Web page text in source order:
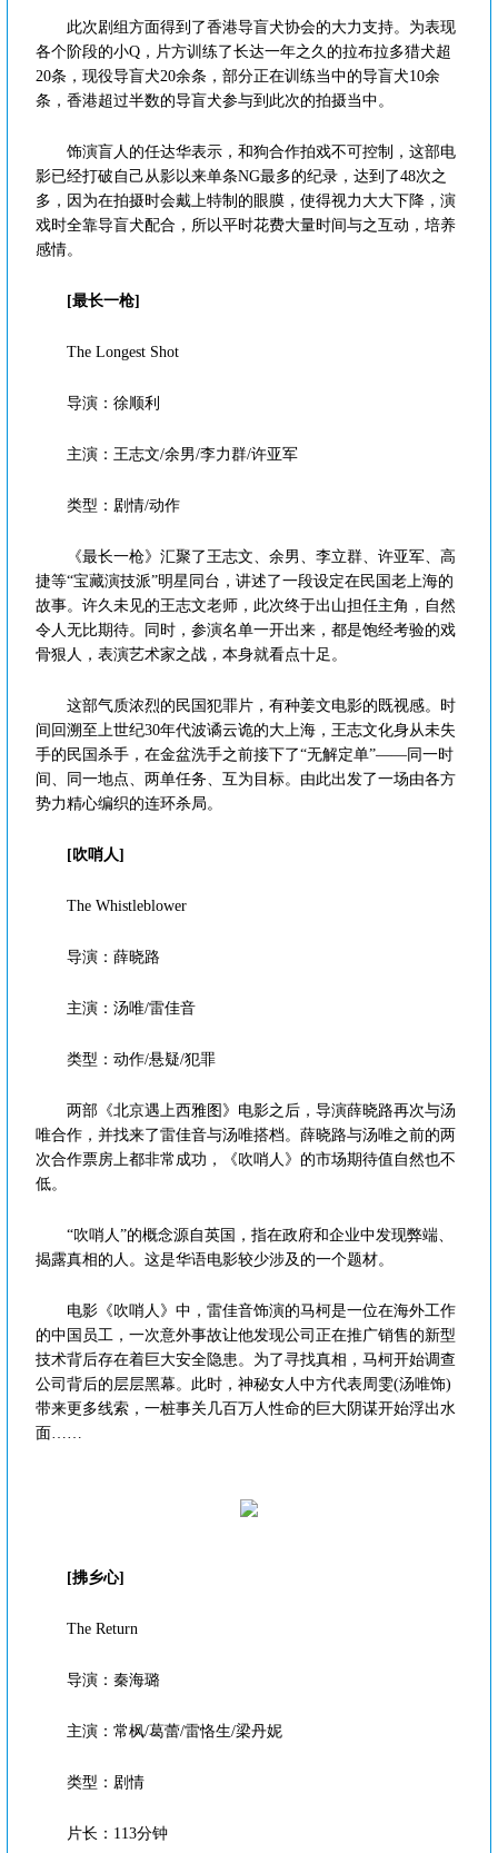
此次剧组方面得到了香港导盲犬协会的大力支持。为表现
各个阶段的小Q，片方训练了长达一年之久的拉布拉多猎犬超
20条，现役导盲犬20余条，部分正在训练当中的导盲犬10余
条，香港超过半数的导盲犬参与到此次的拍摄当中。
饰演盲人的任达华表示，和狗合作拍戏不可控制，这部电
影已经打破自己从影以来单条NG最多的纪录，达到了48次之
多，因为在拍摄时会戴上特制的眼膜，使得视力大大下降，演
戏时全靠导盲犬配合，所以平时花费大量时间与之互动，培养
感情。
[最长一枪]
The Longest Shot
导演：徐顺利
主演：王志文/余男/李力群/许亚军
类型：剧情/动作
《最长一枪》汇聚了王志文、余男、李立群、许亚军、高
捷等“宝藏演技派”明星同台，讲述了一段设定在民国老上海的
故事。许久未见的王志文老师，此次终于出山担任主角，自然
令人无比期待。同时，参演名单一开出来，都是饱经考验的戏
骨狠人，表演艺术家之战，本身就看点十足。
这部气质浓烈的民国犯罪片，有种姜文电影的既视感。时
间回溯至上世纪30年代波谲云诡的大上海，王志文化身从未失
手的民国杀手，在金盆洗手之前接下了“无解定单”——同一时
间、同一地点、两单任务、互为目标。由此出发了一场由各方
势力精心编织的连环杀局。
[吹哨人]
The Whistleblower
导演：薛晓路
主演：汤唯/雷佳音
类型：动作/悬疑/犯罪
两部《北京遇上西雅图》电影之后，导演薛晓路再次与汤
唯合作，并找来了雷佳音与汤唯搭档。薛晓路与汤唯之前的两
次合作票房上都非常成功，《吹哨人》的市场期待值自然也不
低。
“吹哨人”的概念源自英国，指在政府和企业中发现弊端、
揭露真相的人。这是华语电影较少涉及的一个题材。
电影《吹哨人》中，雷佳音饰演的马柯是一位在海外工作
的中国员工，一次意外事故让他发现公司正在推广销售的新型
技术背后存在着巨大安全隐患。为了寻找真相，马柯开始调查
公司背后的层层黑幕。此时，神秘女人中方代表周雯(汤唯饰)
带来更多线索，一桩事关几百万人性命的巨大阴谋开始浮出水
面……
[拂乡心]
The Return
导演：秦海璐
主演：常枫/葛蕾/雷恪生/梁丹妮
类型：剧情
片长：113分钟